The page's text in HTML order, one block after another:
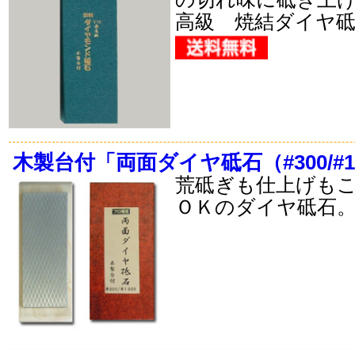
高級 焼結ダイヤ
木製台付「両面ダイヤ砥石（#300/
荒砥ぎも仕上げも
ＯＫのダイヤ砥石